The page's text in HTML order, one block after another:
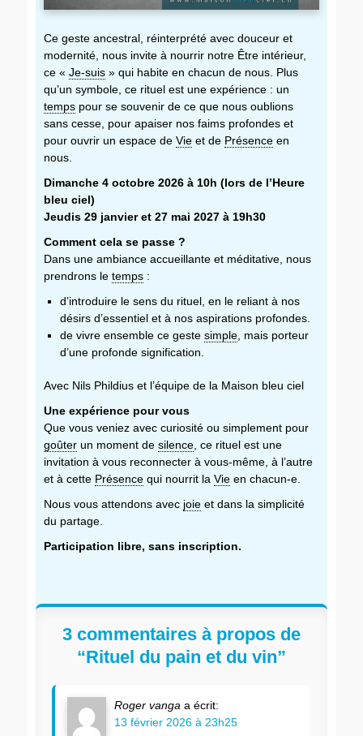
Ce geste ancestral, réinterprété avec douceur et
modernité, nous invite à nourrir notre Être intérieur,
ce « Je-suis » qui habite en chacun de nous. Plus
qu’un symbole, ce rituel est une expérience : un
temps pour se souvenir de ce que nous oublions
sans cesse, pour apaiser nos faims profondes et
pour ouvrir un espace de Vie et de Présence en
nous.
Dimanche 4 octobre 2026 à 10h (lors de l’Heure
bleu ciel)
Jeudis 29 janvier et 27 mai 2027 à 19h30
Comment cela se passe ?
Dans une ambiance accueillante et méditative, nous
prendrons le temps :
d’introduire le sens du rituel, en le reliant à nos
désirs d’essentiel et à nos aspirations profondes.
de vivre ensemble ce geste simple , mais porteur
d’une profonde signification.
Avec Nils Phildius et l’équipe de la Maison bleu ciel
Une expérience pour vous
Que vous veniez avec curiosité ou simplement pour
goûter un moment de silence , ce rituel est une
invitation à vous reconnecter à vous-même, à l’autre
et à cette Présence qui nourrit la Vie en chacun-e.
Nous vous attendons avec joie et dans la simplicité
du partage.
Participation libre, sans inscription.
3 commentaires à propos de
“Rituel du pain et du vin”
Roger vanga a écrit:
13 février 2026 à 23h25